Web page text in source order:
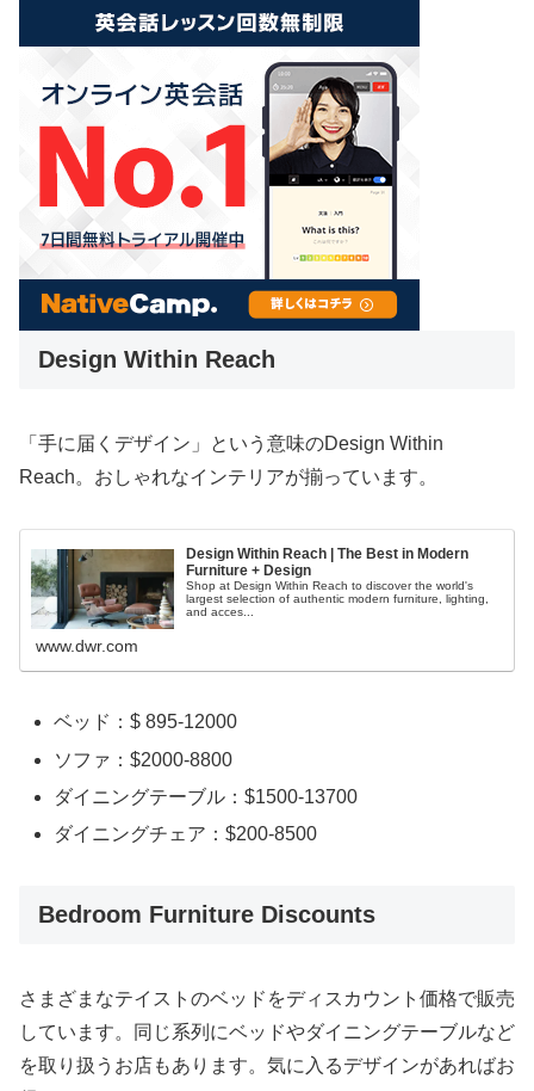
Design Within Reach
「手に届くデザイン」という意味のDesign Within
Reach。おしゃれなインテリアが揃っています。
Design Within Reach | The Best in Modern
Furniture + Design
Shop at Design Within Reach to discover the world's
largest selection of authentic modern furniture, lighting,
and acces...
www.dwr.com
ベッド：$ 895-12000
ソファ：$2000-8800
ダイニングテーブル：$1500-13700
ダイニングチェア：$200-8500
Bedroom Furniture Discounts
さまざまなテイストのベッドをディスカウント価格で販売
しています。同じ系列にベッドやダイニングテーブルなど
を取り扱うお店もあります。気に入るデザインがあればお